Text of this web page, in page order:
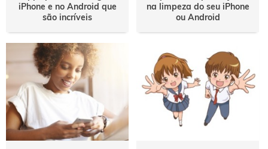
iPhone e no Android que
são incríveis
na limpeza do seu iPhone
ou Android